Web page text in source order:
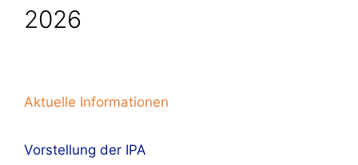
2026
Aktuelle Informationen
Vorstellung der IPA